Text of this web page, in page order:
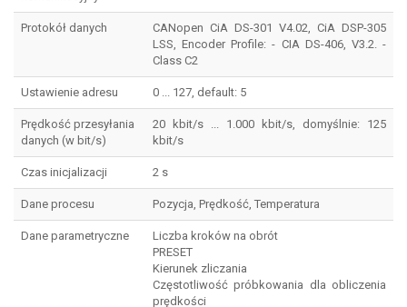
Protokół danych
CANopen CiA DS-301 V4.02, CiA DSP-305
LSS, Encoder Profile: - CIA DS-406, V3.2. -
Class C2
Ustawienie adresu 0 ... 127, default: 5
Prędkość przesyłania
danych (w bit/s)
20 kbit/s ... 1.000 kbit/s, domyślnie: 125
kbit/s
Czas inicjalizacji 2 s
Dane procesu Pozycja, Prędkość, Temperatura
Dane parametryczne
Liczba kroków na obrót
PRESET
Kierunek zliczania
Częstotliwość próbkowania dla obliczenia
prędkości